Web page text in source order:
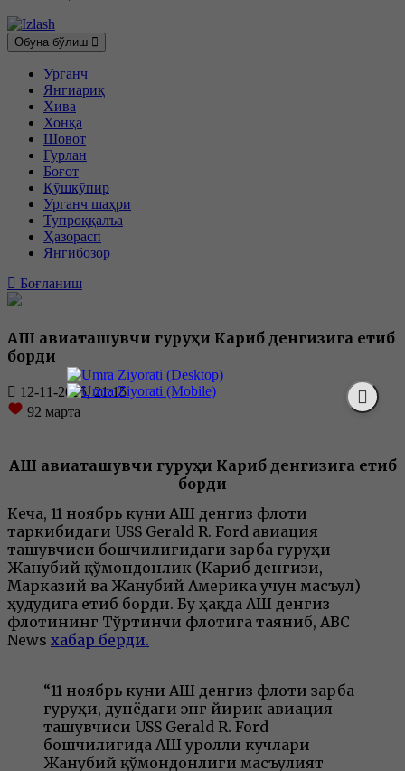
Обуна бўлиш
Урганч
Янгиариқ
Хива
Хонқа
Шовот
Гурлан
Боғот
Қўшкўпир
Урганч шаҳри
Тупроққалъа
Ҳазорасп
Янгибозор
Боғланиш
АҚШ авиаташувчи гуруҳи Кариб денгизига етиб
борди
12-11-2025, 21:15
92 марта
АҚШ авиаташувчи гуруҳи Кариб денгизига етиб
борди
Кеча, 11 ноябрь куни АҚШ денгиз флоти
таркибидаги USS Gerald R. Ford авиация
ташувчиси бошчилигидаги зарба гуруҳи
Жанубий қўмондонлик (Кариб денгизи,
Марказий ва Жанубий Америка учун масъул)
ҳудудига етиб борди. Бу ҳақда АҚШ денгиз
флотининг Тўртинчи флотига таяниб, ABC
News хабар берди.
“11 ноябрь куни АҚШ денгиз флоти зарба
гуруҳи, дунёдаги энг йирик авиация
ташувчиси USS Gerald R. Ford
бошчилигида АҚШ Қуролли кучлари
Жанубий қўмондонлиги масъулият